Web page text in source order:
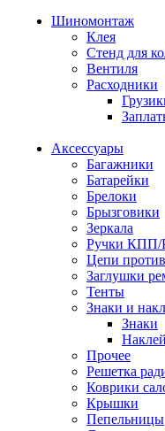
Шиномонтаж
Клея
Стенд для
Вентиля
Расходники
Аксессуары
Багажники
Батарейки
Брелоки
Брызговики
Зеркала
Ручки КПП/
Цепи
Заглушки
Тенты
Знаки и
Знаки
Прочее
Решетка
Коврики
Крышки
Пепельницы